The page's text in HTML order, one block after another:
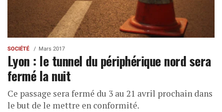
SOCIÉTÉ Mars 2017
Lyon : le tunnel du périphérique nord sera
fermé la nuit
Ce passage sera fermé du 3 au 21 avril prochain dans
le but de le mettre en conformité.